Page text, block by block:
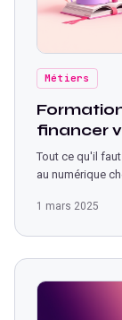
Métiers
financer
Tout ce qu'il
au numérique
1 mars 2025